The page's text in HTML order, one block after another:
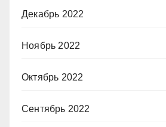
Декабрь 2022
Ноябрь 2022
Октябрь 2022
Сентябрь 2022